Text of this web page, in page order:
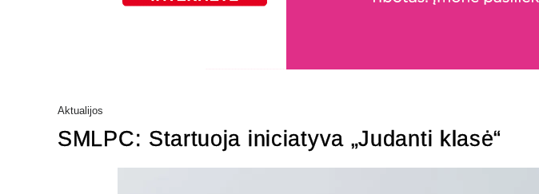
Aktualijos
SMLPC: Startuoja iniciatyva „Judanti klasė“